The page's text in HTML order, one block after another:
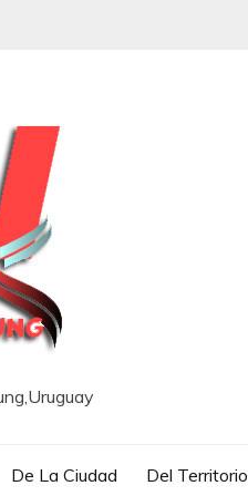
De La Ciudad Del Territorio